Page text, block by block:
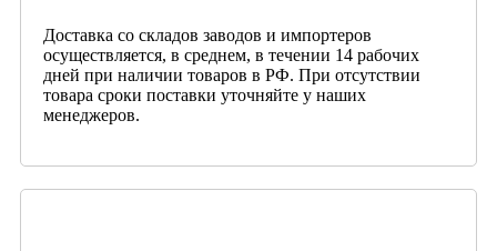
Доставка со складов заводов и импортеров
осуществляется, в среднем, в течении 14 рабочих
дней при наличии товаров в РФ. При отсутствии
товара сроки поставки уточняйте у наших
менеджеров.